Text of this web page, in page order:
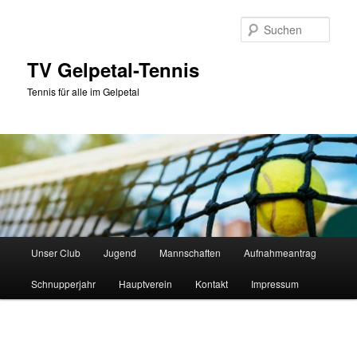
TV Gelpetal-Tennis
Tennis für alle im Gelpetal
Unser Club Jugend Mannschaften Aufnahmeantrag
Schnupperjahr Hauptverein Kontakt Impressum